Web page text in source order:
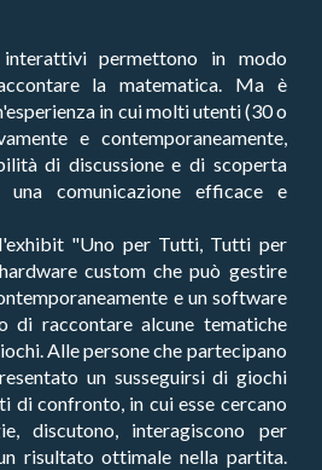
permettono in modo
la matematica. Ma è
in cui molti utenti (30 o
e contemporaneamente,
di discussione e di scoperta
comunicazione efficace e
"Uno per Tutti, Tutti per
custom che può gestire
e un software
di raccontare alcune tematiche
Alle persone che partecipano
un susseguirsi di giochi
di confronto, in cui esse cercano
discutono, interagiscono per
risultato ottimale nella partita.